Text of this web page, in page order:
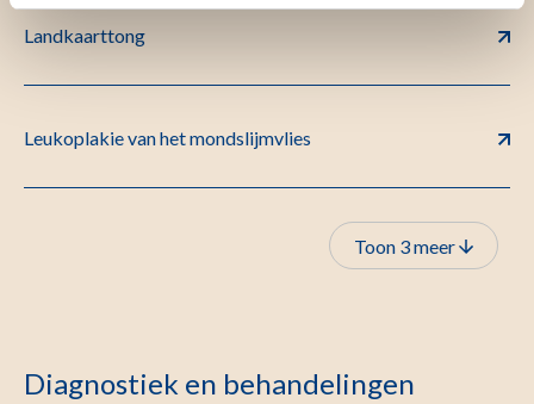
Landkaarttong
Leukoplakie van het mondslijmvlies
Toon 3 meer
Diagnostiek en behandelingen